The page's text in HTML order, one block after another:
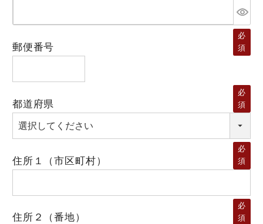
郵便番号
必
須
都道府県
必
須
住所１（市区町村）
必
須
住所２（番地）
必
須